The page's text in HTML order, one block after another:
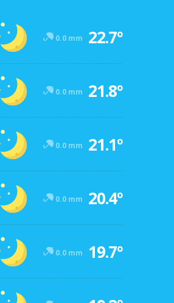
0.0 mm 22.7º
0.0 mm 21.8º
0.0 mm 21.1º
0.0 mm 20.4º
0.0 mm 19.7º